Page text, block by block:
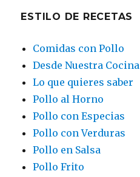
ESTILO DE RECETAS
Comidas con Pollo
Desde Nuestra Cocina
Lo que quieres saber
Pollo al Horno
Pollo con Especias
Pollo con Verduras
Pollo en Salsa
Pollo Frito